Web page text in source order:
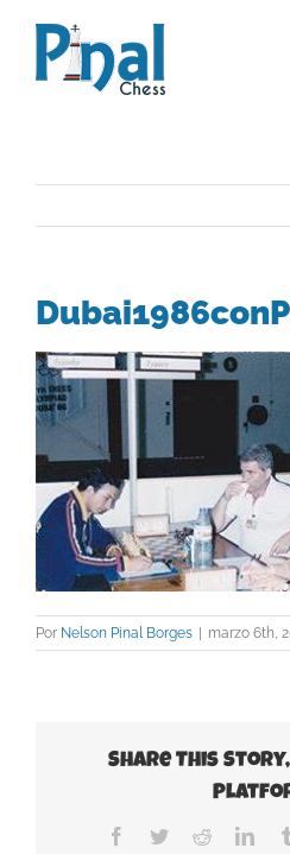
contenido
Por Nelson Pinal Borges | marzo 6th,
Share This
Facebook
TwitterReddit